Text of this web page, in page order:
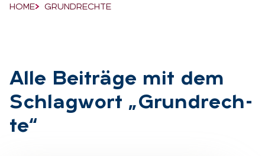
Breadcrumb-Navigation
HOME GRUNDRECHTE
Alle Bei­trä­ge mit dem
Schlag­wort „Grund­rech­
te“